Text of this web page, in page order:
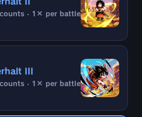
Kampfbeginn
erfüllt sind (1
Team
während
Kombo
· 1× per battle
Kampfbeginn alle
sind (1 Mal):
Team
III
· 1× per battle